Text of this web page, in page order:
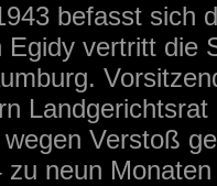
befasst sich
Egidy vertritt die
Verstoß
neun